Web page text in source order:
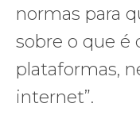
normas para
sobre o que é
plataformas,
internet”.